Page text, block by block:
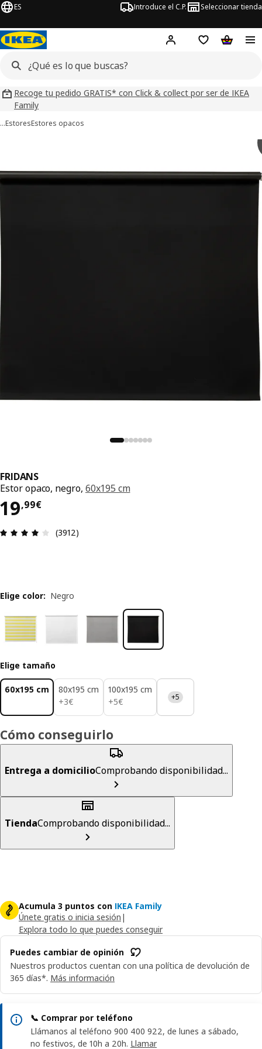
ES Introduce el C.P. Seleccionar tienda
Hej! Iniciar sesión
Lista de deseos
Carrito
Recoge tu pedido GRATIS* con Click & collect por ser de IKEA
Family
…EstoresEstores opacos
FRIDANS
Estor opaco, negro, 60x195 cm
19,99€
El precio 19,99€
Reseña: 4 de 5 estrellas. Revisiones totales:
(3912)
Elige color: Negro
Elige tamaño
60x195 cm
80x195 cm
+3€
3€
100x195 cm
+5€
5€ +5
Cómo conseguirlo
Entrega a domicilioComprobando disponibilidad...
TiendaComprobando disponibilidad...
Acumula 3 puntos con IKEA Family
Únete gratis o inicia sesión |
Explora todo lo que puedes conseguir
Puedes cambiar de opinión
Nuestros productos cuentan con una política de devolución de
365 días*. Más información
📞 Comprar por teléfono
Llámanos al teléfono 900 400 922, de lunes a sábado,
no festivos, de 10h a 20h. Llamar